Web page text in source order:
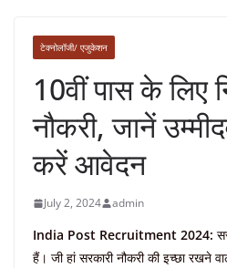
टेक्नोलॉजी/ एजुकेशन
10वीं पास के लिए
नौकरी, जानें
करें आवेदन
July 2, 2024 admin
India Post Recruitment 2024:
हैं। जी हां सरकारी नौकरी की इच्छा रखने